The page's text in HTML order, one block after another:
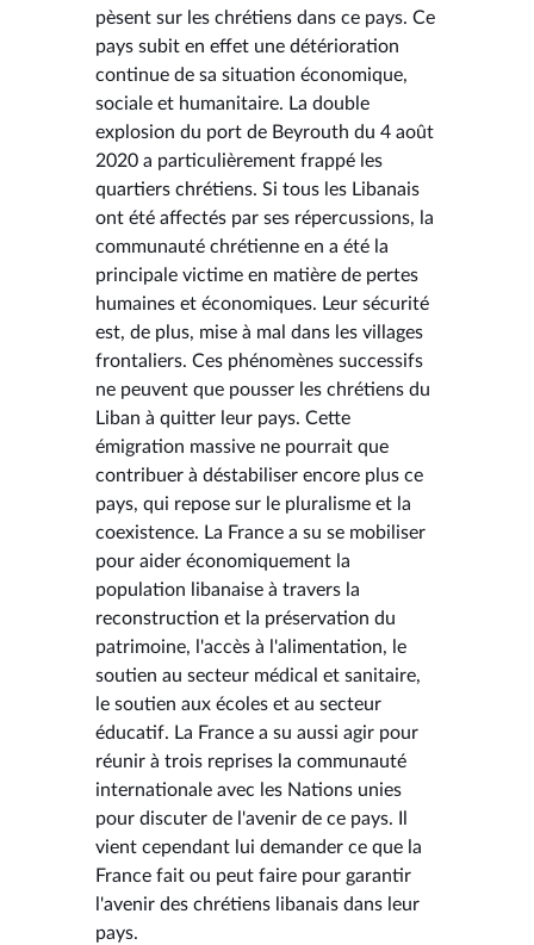
pèsent sur les chrétiens dans ce pays. Ce
pays subit en effet une détérioration
continue de sa situation économique,
sociale et humanitaire. La double
explosion du port de Beyrouth du 4 août
2020 a particulièrement frappé les
quartiers chrétiens. Si tous les Libanais
ont été affectés par ses répercussions, la
communauté chrétienne en a été la
principale victime en matière de pertes
humaines et économiques. Leur sécurité
est, de plus, mise à mal dans les villages
frontaliers. Ces phénomènes successifs
ne peuvent que pousser les chrétiens du
Liban à quitter leur pays. Cette
émigration massive ne pourrait que
contribuer à déstabiliser encore plus ce
pays, qui repose sur le pluralisme et la
coexistence. La France a su se mobiliser
pour aider économiquement la
population libanaise à travers la
reconstruction et la préservation du
patrimoine, l'accès à l'alimentation, le
soutien au secteur médical et sanitaire,
le soutien aux écoles et au secteur
éducatif. La France a su aussi agir pour
réunir à trois reprises la communauté
internationale avec les Nations unies
pour discuter de l'avenir de ce pays. Il
vient cependant lui demander ce que la
France fait ou peut faire pour garantir
l'avenir des chrétiens libanais dans leur
pays.